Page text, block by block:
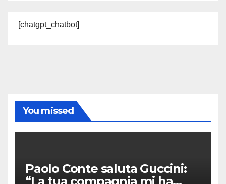
[chatgpt_chatbot]
You missed
Paolo Conte saluta Guccini: